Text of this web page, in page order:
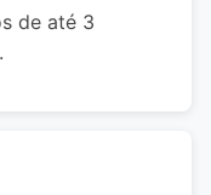
de até 3